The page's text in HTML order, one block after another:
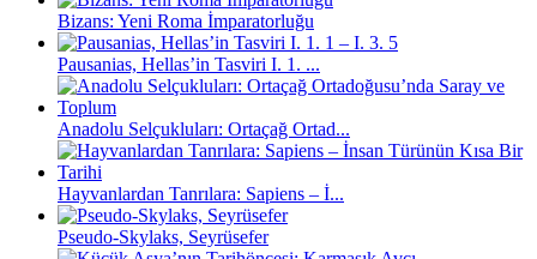
Bizans: Yeni Roma İmparatorluğu
Pausanias, Hellas’in Tasviri I. 1. ...
Anadolu Selçukluları: Ortaçağ Ortad...
Hayvanlardan Tanrılara: Sapiens – İ...
Pseudo-Skylaks, Seyrüsefer